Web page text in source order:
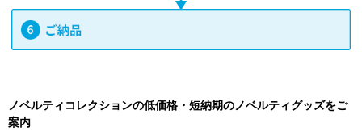
ノベルティコレクションの低価格・短納期のノベルティグッズをご
案内